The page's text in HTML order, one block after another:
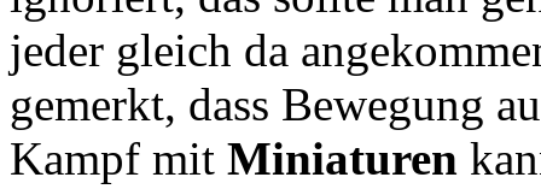
jeder gleich da
gemerkt, dass Bewegung
Kampf mit Miniaturen